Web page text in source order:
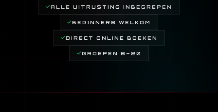
ALLE UITRUSTING INBEGREPEN
BEGINNERS WELKOM
DIRECT ONLINE BOEKEN
GROEPEN 8–20